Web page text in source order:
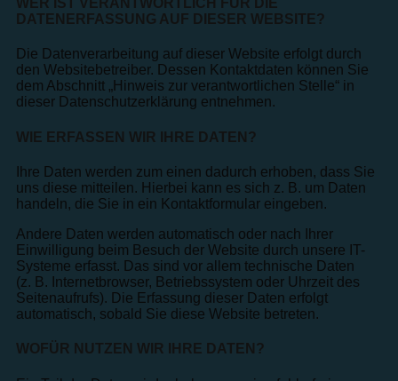
WER IST VERANTWORTLICH FÜR DIE
DATENERFASSUNG AUF DIESER WEBSITE?
Die Datenverarbeitung auf dieser Website erfolgt durch
den Websitebetreiber. Dessen Kontaktdaten können Sie
dem Abschnitt „Hinweis zur verantwortlichen Stelle“ in
dieser Datenschutzerklärung entnehmen.
WIE ERFASSEN WIR IHRE DATEN?
Ihre Daten werden zum einen dadurch erhoben, dass Sie
uns diese mitteilen. Hierbei kann es sich z. B. um Daten
handeln, die Sie in ein Kontaktformular eingeben.
Andere Daten werden automatisch oder nach Ihrer
Einwilligung beim Besuch der Website durch unsere IT-
Systeme erfasst. Das sind vor allem technische Daten
(z. B. Internetbrowser, Betriebssystem oder Uhrzeit des
Seitenaufrufs). Die Erfassung dieser Daten erfolgt
automatisch, sobald Sie diese Website betreten.
WOFÜR NUTZEN WIR IHRE DATEN?